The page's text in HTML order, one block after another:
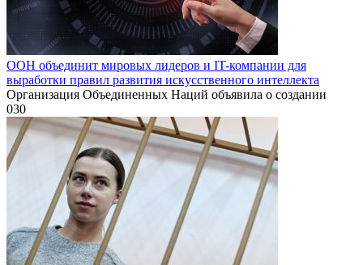
ООН объединит мировых лидеров и IT-компании для
выработки правил развития искусственного интеллекта
Организация Объединенных Наций объявила о создании
030